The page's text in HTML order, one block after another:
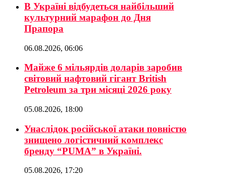
В Україні відбудеться найбільший
культурний марафон до Дня
Прапора
06.08.2026, 06:06
Майже 6 мільярдів доларів заробив
світовий нафтовий гігант British
Petroleum за три місяці 2026 року
05.08.2026, 18:00
Унаслідок російської атаки повністю
знищено логістичний комплекс
бренду “PUMA” в Україні.
05.08.2026, 17:20